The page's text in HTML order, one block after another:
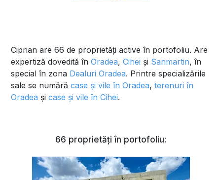
Ciprian are 66 de proprietăți active în portofoliu. Are
expertiză dovedită în Oradea, Cihei și Sanmartin, în
special în zona Dealuri Oradea. Printre specializările
sale se numără case și vile în Oradea, terenuri în
Oradea și case și vile în Cihei.
66 proprietăți în portofoliu: